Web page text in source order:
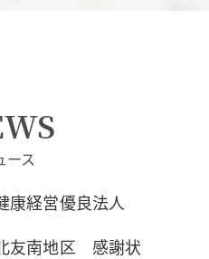
ース
康経営優良法人
友南地区 感謝状